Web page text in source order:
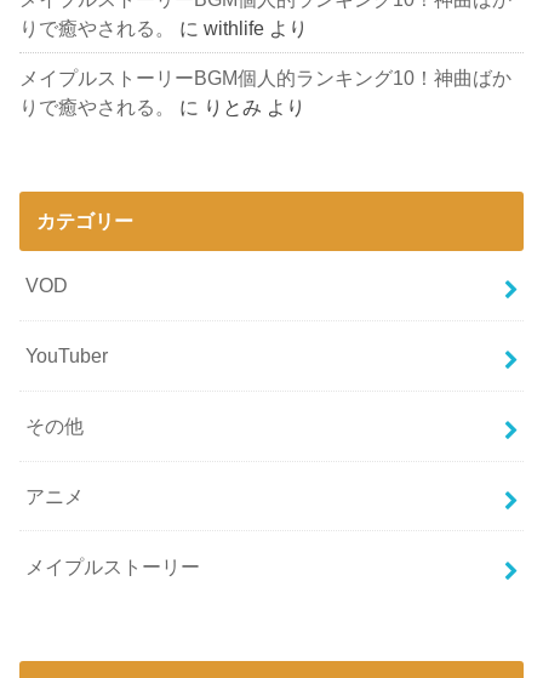
りで癒やされる。
にwithlife より
メイプルストーリーBGM個人的ランキング10！神曲ばか
りで癒やされる。
に りとみ より
カテゴリー
VOD
YouTuber
その他
アニメ
メイプルストーリー